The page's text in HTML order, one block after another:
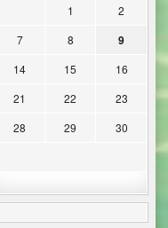
1
2
7 8 9
14 15
16
21 22
23
28 29
30